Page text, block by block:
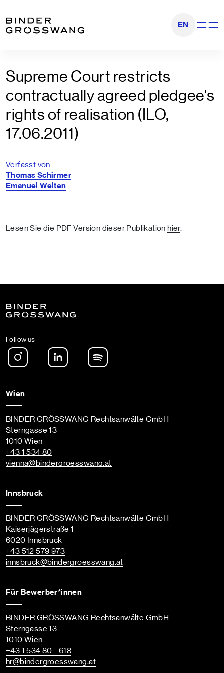
EN
Supreme Court restricts
contractually agreed pledgee's
rights of realisation (ILO,
17.06.2011)
Verfasst von
Thomas Schirmer
Emanuel Welten
Lesen Sie die PDF Version dieser Publikation hier.
Follow us
Instagram LinkedIn
Wien
BINDER GRÖSSWANG Rechtsanwälte GmbH
Sterngasse 13
1010 Wien
+43 1 534 80
vienna@bindergroesswang.at
Innsbruck
BINDER GRÖSSWANG Rechtsanwälte GmbH
Kaiserjägerstraße 1
6020 Innsbruck
+43 512 579 973
innsbruck@bindergroesswang.at
Für Bewerber*innen
BINDER GRÖSSWANG Rechtsanwälte GmbH
Sterngasse 13
1010 Wien
+43 1 534 80 - 618
hr@bindergroesswang.at